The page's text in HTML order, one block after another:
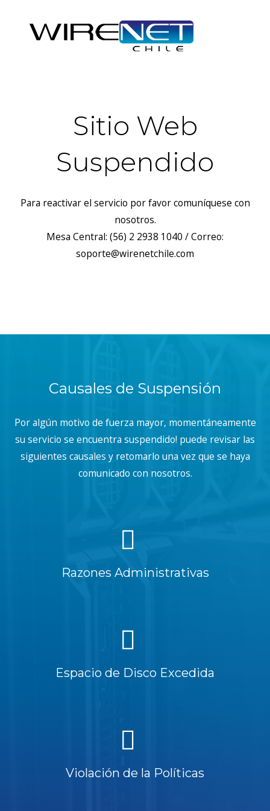
Sitio Web
Suspendido
Para reactivar el servicio por favor comuníquese con
nosotros.
Mesa Central: (56) 2 2938 1040 / Correo:
soporte@wirenetchile.com
Causales de Suspensión
Por algún motivo de fuerza mayor, momentáneamente
su servicio se encuentra suspendido! puede revisar las
siguientes causales y retomarlo una vez que se haya
comunicado con nosotros.
Razones Administrativas
Espacio de Disco Excedida
Violación de la Políticas